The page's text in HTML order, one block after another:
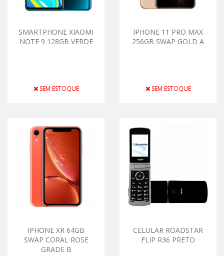
SMARTPHONE XIAOMI
NOTE 9 128GB VERDE
SEM ESTOQUE
IPHONE 11 PRO MAX
256GB SWAP GOLD A
SEM ESTOQUE
IPHONE XR 64GB
SWAP CORAL ROSE
GRADE B
CELULAR ROADSTAR
FLIP R36 PRETO